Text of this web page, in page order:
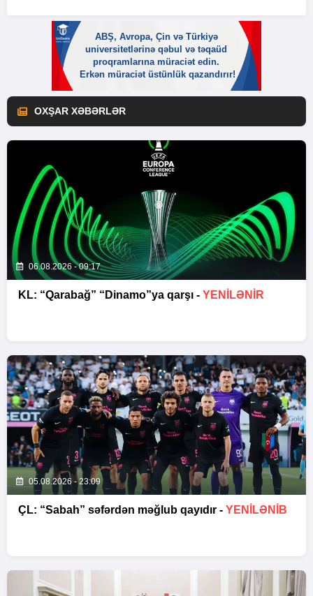
OXŞAR XƏBƏRLƏR
06.08.2026 - 09:17
KL: “Qarabağ” “Dinamo”ya qarşı - YENİLƏNİR
05.08.2026 - 23:09
ÇL: “Sabah” səfərdən məğlub qayıdır - YENİLƏNİB